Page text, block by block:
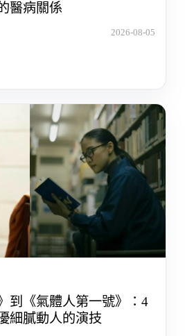
醫病關係
2026-08-05
到《氣體人第一號》：4
細膩動人的演技